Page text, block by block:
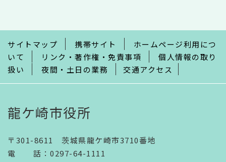
で
サイトマップ 携帯サイト
ホームページ利用につ
いて
リンク・著作権・免責事項
個人情報の取り
扱い
夜間・土日の業務 交通アクセス
龍ケ崎市役所
〒301-8611 茨城県龍ケ崎市3710番地
電話 ： 0297-64-1111